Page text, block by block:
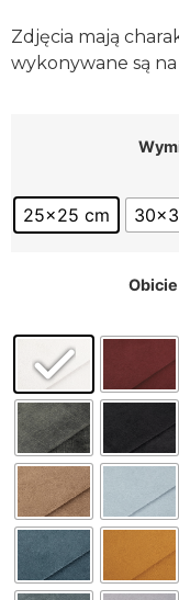
Zdjęcia mają
wykonywane są
25x25 cm
Obicie